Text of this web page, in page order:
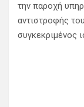
την παροχή
αντιστροφής
συγκεκριμένος